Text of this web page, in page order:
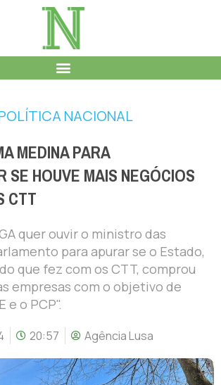
NACIONAL
MEDINA PARA
SE HOUVE MAIS NEGÓCIOS
CTT
quer ouvir o ministro das
para apurar se o Estado,
que fez com os CTT, comprou
empresas com o objetivo de
e o PCP".
20:57 Agência Lusa